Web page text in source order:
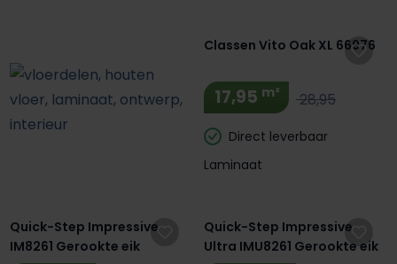
Classen Vito Oak XL 66976
17,95 m² 28,95
Direct leverbaar
Laminaat
Quick-Step Impressive
IM8261 Gerookte eik
Quick-Step Impressive
Ultra IMU8261 Gerookte eik